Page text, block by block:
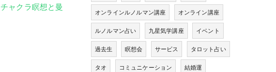
ャクラ瞑想と曼
オンラインルノルマン講座 オンライン講座
ルノルマン占い 九星気学講座 イベント
過去生 瞑想会 サービス タロット占い
タオ コミュニケーション 結婚運